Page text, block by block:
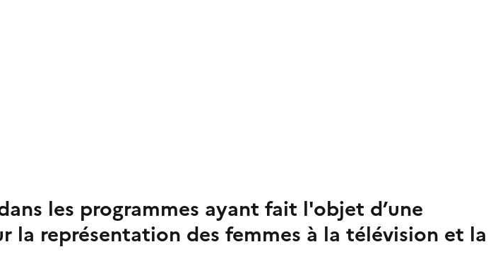
les programmes ayant fait l'objet d’une
représentation des femmes à la télévision et la